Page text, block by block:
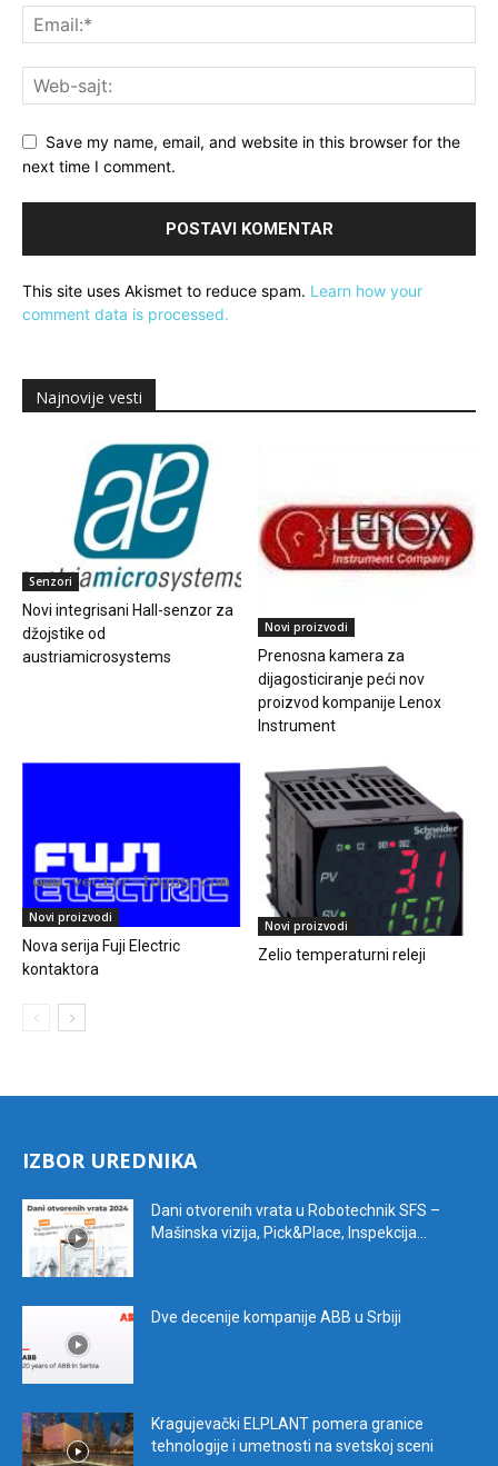
Save my name, email, and website in this browser for the
next time I comment.
This site uses Akismet to reduce spam. Learn how your
comment data is processed.
Najnovije vesti
Senzori
Novi integrisani Hall-senzor za
džojstike od
austriamicrosystems
Novi proizvodi
Prenosna kamera za
dijagosticiranje peći nov
proizvod kompanije Lenox
Instrument
Novi proizvodi
Nova serija Fuji Electric
kontaktora
Novi proizvodi
Zelio temperaturni releji
IZBOR UREDNIKA
Dani otvorenih vrata u Robotechnik SFS –
Mašinska vizija, Pick&Place, Inspekcija...
Dve decenije kompanije ABB u Srbiji
Kragujevački ELPLANT pomera granice
tehnologije i umetnosti na svetskoj sceni